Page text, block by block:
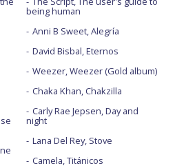
being human
Anni B Sweet, Alegría
David Bisbal, Eternos
Weezer, Weezer (Gold album)
Chaka Khan, Chakzilla
Carly Rae Jepsen, Day and
night
Lana Del Rey, Stove
Camela, Titánicos